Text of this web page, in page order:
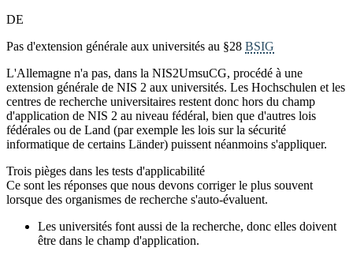
DE
Pas d'extension générale aux universités au §28 BSIG
L'Allemagne n'a pas, dans la NIS2UmsuCG, procédé à une
extension générale de NIS 2 aux universités. Les Hochschulen et les
centres de recherche universitaires restent donc hors du champ
d'application de NIS 2 au niveau fédéral, bien que d'autres lois
fédérales ou de Land (par exemple les lois sur la sécurité
informatique de certains Länder) puissent néanmoins s'appliquer.
Trois pièges dans les tests d'applicabilité
Ce sont les réponses que nous devons corriger le plus souvent
lorsque des organismes de recherche s'auto-évaluent.
Les universités font aussi de la recherche, donc elles doivent
être dans le champ d'application.